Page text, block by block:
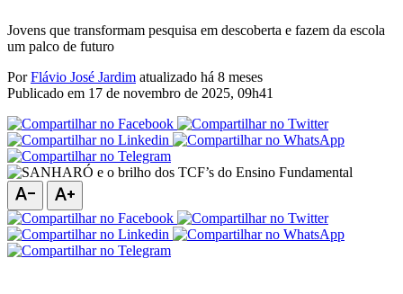
Jovens que transformam pesquisa em descoberta e fazem da escola
um palco de futuro
PorFlávio José Jardim atualizado há 8 meses
Publicado em 17 de novembro de 2025, 09h41
text_decrease text_increase